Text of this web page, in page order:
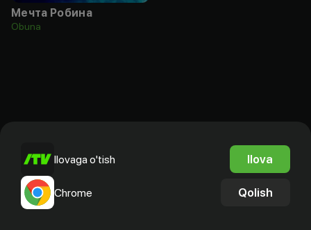
Мечта Робина
Obuna
Ilovaga o'tish Ilova
Chrome Qolish